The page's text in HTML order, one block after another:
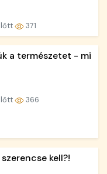
371
a természetet - mi
366
kell?!